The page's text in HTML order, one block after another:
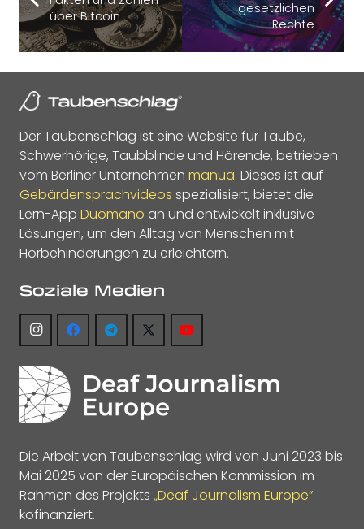
über Bitcoin
gesetzlichen
Rechte
Der Taubenschlag ist eine Website für Taube,
Schwerhörige, Taubblinde und Hörende, betrieben
vom Berliner Unternehmen manua. Dieses ist auf
Gebärdensprachvideos spezialisiert, bietet die
Lern-App Duomano an und entwickelt inklusive
Lösungen, um den Alltag von Menschen mit
Hörbehinderungen zu erleichtern.
Soziale Medien
Die Arbeit von Taubenschlag wird von Juni 2023 bis
Mai 2025 von der Europäischen Kommission im
Rahmen des Projekts „Deaf Journalism Europe“
kofinanziert.